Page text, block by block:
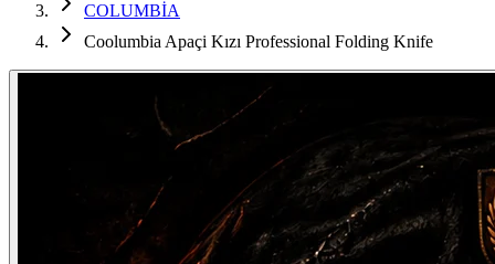
COLUMBİA
Coolumbia Apaçi Kızı Professional Folding Knife